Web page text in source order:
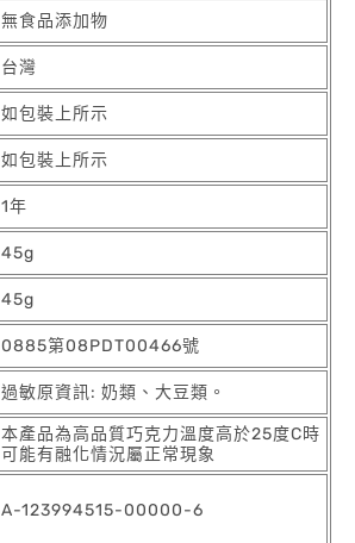
無食品添加物
台灣
如包裝上所示
如包裝上所示
1年
45g
45g
0885第08PDT00466號
過敏原資訊: 奶類、大豆類。
本產品為高品質巧克力溫度高於25度C時
可能有融化情況屬正常現象
A-123994515-00000-6